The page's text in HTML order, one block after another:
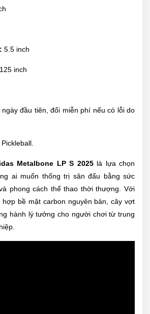
5.5 inch
inch
đầu tiên, đổi miễn phí nếu có lỗi do
Metalbone LP S 2025là lựa chọn
ai muốn thống trị sân đấu bằng sức
phong cách thể thao thời thượng. Với
hợp bề mặt carbon nguyên bản, cây vợt
hành lý tưởng cho người chơi từ trung